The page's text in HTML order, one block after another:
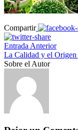
Compartir
Entrada Anterior
La Calidad y el Origen
Sobre el Autor